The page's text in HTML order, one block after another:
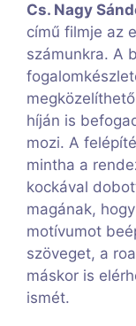
Cs. Nagy
című filmje az
számunkra. A
híján is
mozi. A
mintha a
kockával
magának,
motívumot
szöveget, a
máskor is
ismét.